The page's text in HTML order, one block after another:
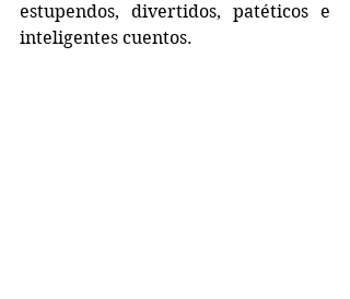
estupendos, divertidos, patéticos e
inteligentes cuentos.